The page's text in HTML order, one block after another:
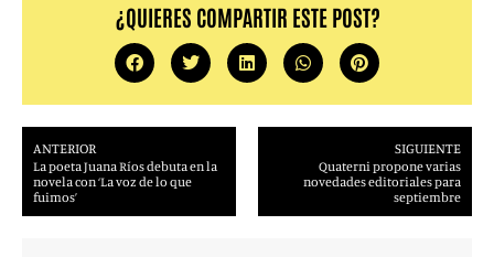
¿QUIERES COMPARTIR ESTE POST?
ANTERIOR
La poeta Juana Ríos debuta en la
novela con ‘La voz de lo que
fuimos’
SIGUIENTE
Quaterni propone varias
novedades editoriales para
septiembre